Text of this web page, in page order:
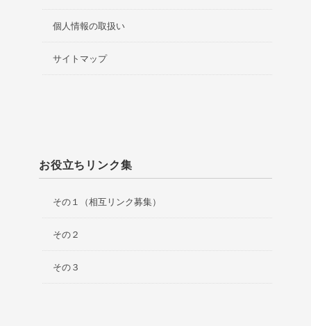
個人情報の取扱い
サイトマップ
お役立ちリンク集
その１（相互リンク募集）
その２
その３